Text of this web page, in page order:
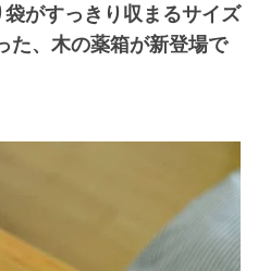
がすっきり収まるサイズ
た、木の薬箱が新登場で